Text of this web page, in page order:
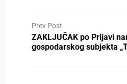
Prev Post
ZAKLJUČAK po Prijavi
gospodarskog subjekta